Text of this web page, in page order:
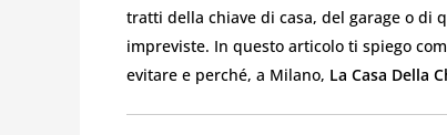
tratti della chiave di casa, del garage o di
impreviste. In questo articolo ti spiego
evitare e perché, a Milano, La Casa Della